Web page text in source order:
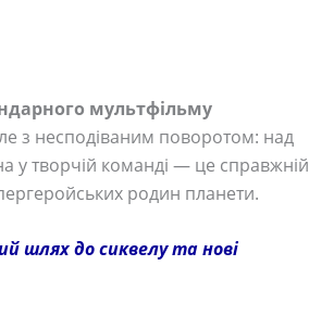
мультфільму
з несподіваним поворотом: над
творчій команді — це справжній
родин планети.
шлях до сиквелу та нові